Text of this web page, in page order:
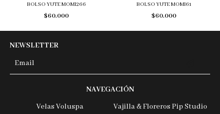
BOLSO YUTE MOMI266
$60.000
BOLSO YUTE MOMI61
$60.000
NEWSLETTER
NAVEGACIÓN
Velas Voluspa
Vajilla & Floreros Pip Studio